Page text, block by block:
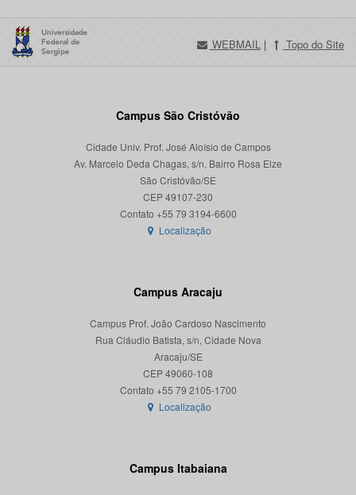
WEBMAIL | Topo do Site
Campus São Cristóvão
Cidade Univ. Prof. José Aloísio de Campos
Av. Marcelo Deda Chagas, s/n, Bairro Rosa Elze
São Cristóvão/SE
CEP 49107-230
Localização
Campus Aracaju
Campus Prof. João Cardoso Nascimento
Rua Cláudio Batista, s/n, Cidade Nova
Aracaju/SE
CEP 49060-108
Localização
Campus Itabaiana